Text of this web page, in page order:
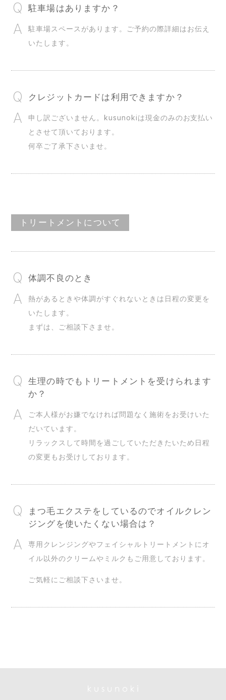
駐車場はありますか？
駐車場スペースがあります。ご予約の際詳細はお伝え
いたします。
クレジットカードは利用できますか？
申し訳ございません。kusunokiは現金のみのお支払い
とさせて頂いております。
何卒ご了承下さいませ。
トリートメントについて
体調不良のとき
熱があるときや体調がすぐれないときは日程の変更を
いたします。
まずは、ご相談下さませ。
生理の時でもトリートメントを受けられます
か？
ご本人様がお嫌でなければ問題なく施術をお受けいた
だいています。
リラックスして時間を過ごしていただきたいため日程
の変更もお受けしております。
まつ毛エクステをしているのでオイルクレン
ジングを使いたくない場合は？
専用クレンジングやフェイシャルトリートメントにオ
イル以外のクリームやミルクもご用意しております。
ご気軽にご相談下さいませ。